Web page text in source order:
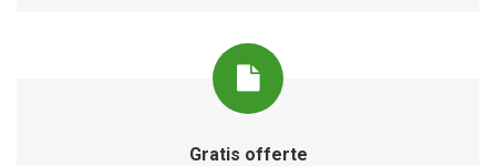
Gratis offerte